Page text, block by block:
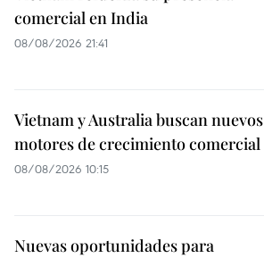
comercial en India
08/08/2026 21:41
Vietnam y Australia buscan nuevos
motores de crecimiento comercial
08/08/2026 10:15
Nuevas oportunidades para